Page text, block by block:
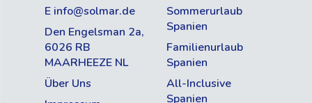
E info@solmar.de
Den Engelsman 2a,
6026 RB
MAARHEEZE NL
Über Uns
Sommerurlaub
Spanien
Familienurlaub
Spanien
All-Inclusive
Spanien